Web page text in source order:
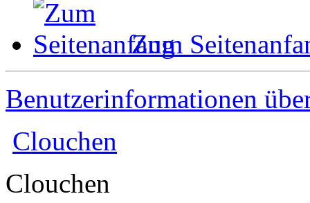
Zum
Benutzerinformationen
Clouchen
Clouchen